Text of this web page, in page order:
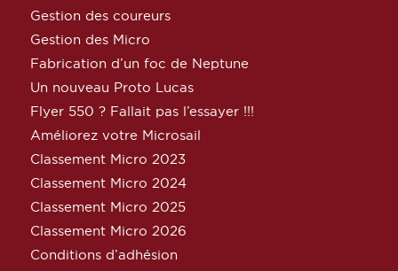
Gestion des coureurs
Gestion des Micro
Fabrication d’un foc de Neptune
Un nouveau Proto Lucas
Flyer 550 ? Fallait pas l’essayer !!!
Améliorez votre Microsail
Classement Micro 2023
Classement Micro 2024
Classement Micro 2025
Classement Micro 2026
Conditions d’adhésion